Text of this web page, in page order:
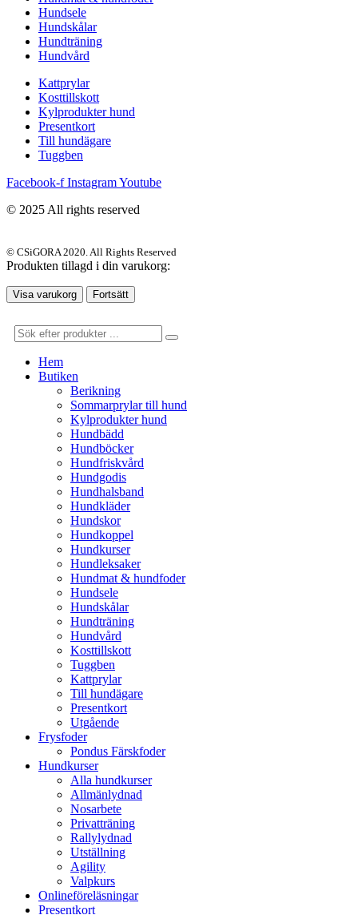
Hundsele
Hundskålar
Hundträning
Hundvård
Kattprylar
Kosttillskott
Kylprodukter hund
Presentkort
Till hundägare
Tuggben
Facebook-f InstagramYoutube
© 2025 All rights reserved
© CSiGORA 2020. All Rights Reserved
Produkten tillagd i din varukorg:
Visa varukorg Fortsätt
Hem
Butiken
Berikning
Sommarprylar till hund
Kylprodukter hund
Hundbädd
Hundböcker
Hundfriskvård
Hundgodis
Hundhalsband
Hundkläder
Hundskor
Hundkoppel
Hundkurser
Hundleksaker
Hundmat & hundfoder
Hundsele
Hundskålar
Hundträning
Hundvård
Kosttillskott
Tuggben
Kattprylar
Till hundägare
Presentkort
Utgående
Frysfoder
Pondus Färskfoder
Hundkurser
Alla hundkurser
Allmänlydnad
Nosarbete
Privatträning
Rallylydnad
Utställning
Agility
Valpkurs
Onlineföreläsningar
Presentkort